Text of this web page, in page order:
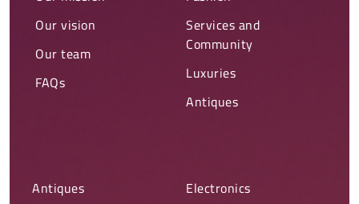
Our vision
Our team
FAQs
Services and
Community
Luxuries
Antiques
Antiques
Electronics